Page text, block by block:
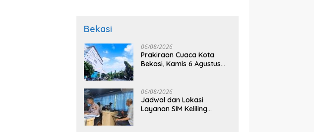
Bekasi
06/08/2026
Prakiraan Cuaca Kota
Bekasi, Kamis 6 Agustus
06/08/2026
Jadwal dan Lokasi
Layanan SIM Keliling